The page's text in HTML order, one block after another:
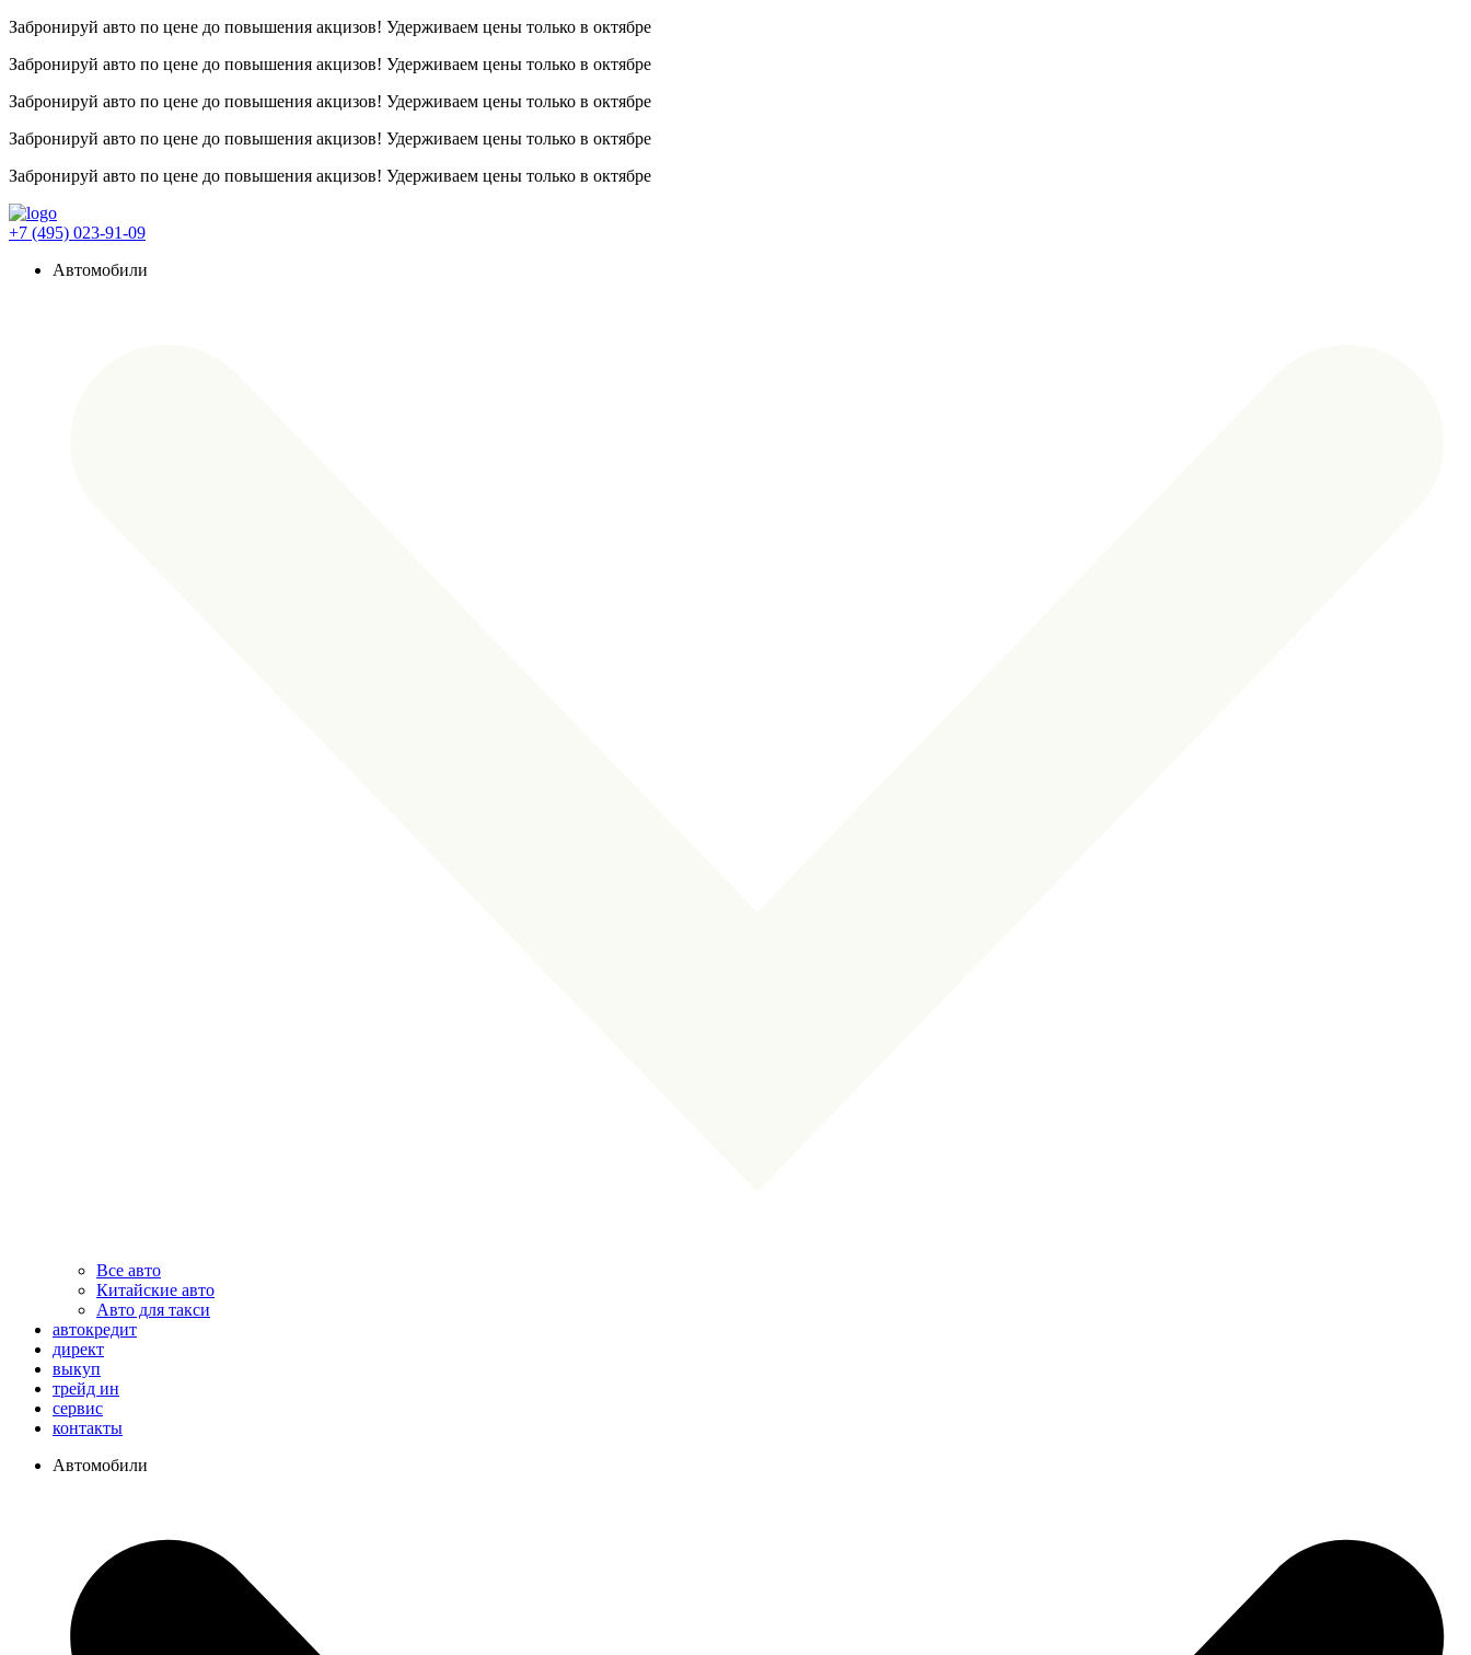
Забронируй авто по цене до повышения акцизов! Удерживаем цены только в октябре
Забронируй авто по цене до повышения акцизов! Удерживаем цены только в октябре
Забронируй авто по цене до повышения акцизов! Удерживаем цены только в октябре
Забронируй авто по цене до повышения акцизов! Удерживаем цены только в октябре
Забронируй авто по цене до повышения акцизов! Удерживаем цены только в октябре
+7 (495) 023-91-09
Автомобили
Все авто
Китайские авто
Авто для такси
автокредит
директ
выкуп
трейд ин
сервис
контакты
Автомобили